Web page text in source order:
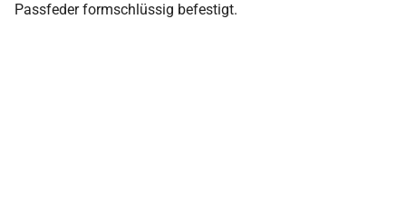
Passfeder formschlüssig befestigt.